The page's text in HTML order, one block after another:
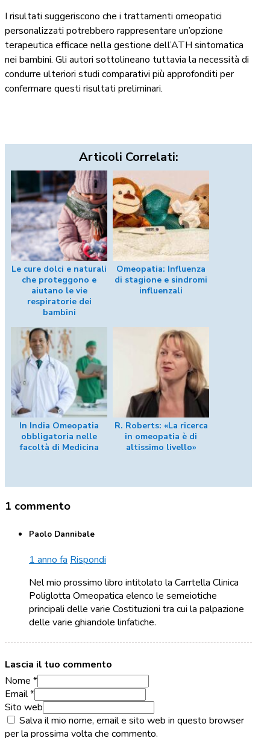
I risultati suggeriscono che i trattamenti omeopatici
personalizzati potrebbero rappresentare un’opzione
terapeutica efficace nella gestione dell’ATH sintomatica
nei bambini. Gli autori sottolineano tuttavia la necessità di
condurre ulteriori studi comparativi più approfonditi per
confermare questi risultati preliminari.
Articoli Correlati:
Le cure dolci e naturali
che proteggono e
aiutano le vie
respiratorie dei
bambini
Omeopatia: Influenza
di stagione e sindromi
influenzali
In India Omeopatia
obbligatoria nelle
facoltà di Medicina
R. Roberts: «La ricerca
in omeopatia è di
altissimo livello»
1 commento
Paolo Dannibale
1 anno fa Rispondi
Nel mio prossimo libro intitolato la Carrtella Clinica
Poliglotta Omeopatica elenco le semeiotiche
principali delle varie Costituzioni tra cui la palpazione
delle varie ghiandole linfatiche.
Lascia il tuo commento
Nome *
Email *
Sito web
Salva il mio nome, email e sito web in questo browser
per la prossima volta che commento.